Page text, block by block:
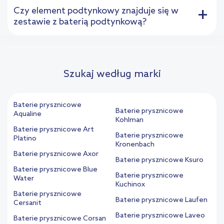
Czy element podtynkowy znajduje się w
zestawie z baterią podtynkową?
+
Szukaj według marki
Baterie prysznicowe
Aqualine
Baterie prysznicowe Art
Platino
Baterie prysznicowe Axor
Baterie prysznicowe Blue
Water
Baterie prysznicowe
Cersanit
Baterie prysznicowe Corsan
Baterie prysznicowe
Kohlman
Baterie prysznicowe
Kronenbach
Baterie prysznicowe Ksuro
Baterie prysznicowe
Kuchinox
Baterie prysznicowe Laufen
Baterie prysznicowe Laveo